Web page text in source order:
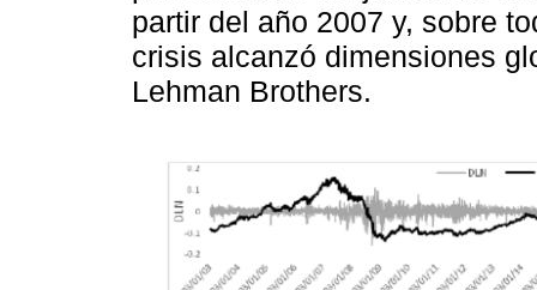
partir del año 2007 y, sobre
crisis alcanzó dimensiones
Lehman Brothers.